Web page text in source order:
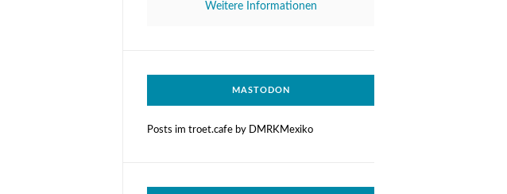
Weitere Informationen
MASTODON
Posts im troet.cafe by DMRKMexiko